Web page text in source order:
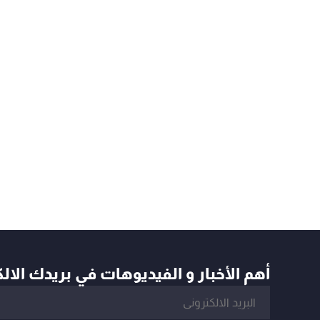
أهم الأخبار و الفيديوهات في بريدك